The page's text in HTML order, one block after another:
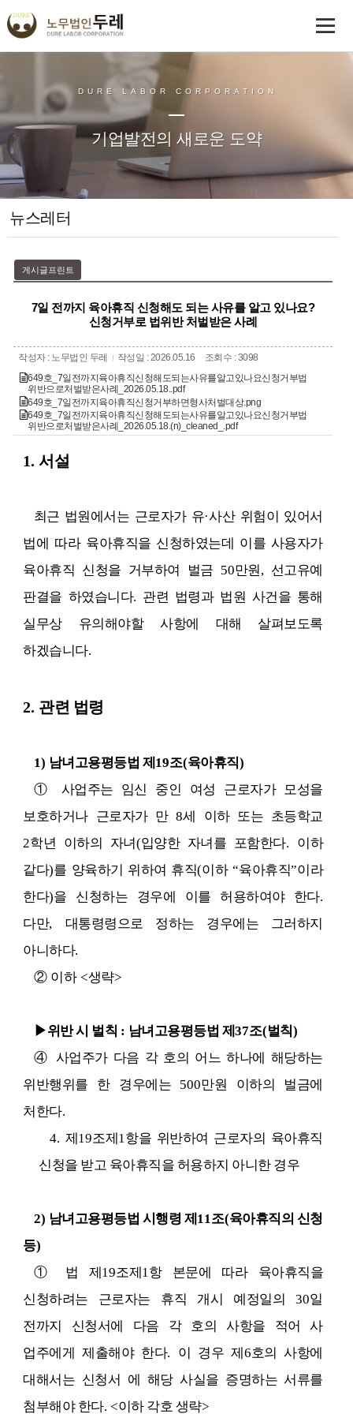
DURE LABOR CORPORATION
기업발전의 새로운 도약
뉴스레터
게시글프린트
7일 전까지 육아휴직 신청해도 되는 사유를 알고 있나요?
신청거부로 법위반 처벌받은 사례
작성자 : 노무법인 두레 작성일 : 2026.05.16
조회수 : 3098
649호_7일전까지육아휴직신청해도되는사유를알고있나요신청거부법
위반으로처벌받은사례_2026.05.18..pdf
649호_7일전까지육아휴직신청거부하면형사처벌대상.png
649호_7일전까지육아휴직신청해도되는사유를알고있나요신청거부법
위반으로처벌받은사례_2026.05.18.(n)_cleaned_.pdf
1. 서설
최근 법원에서는 근로자가 유·사산 위험이 있어서
법에 따라 육아휴직을 신청하였는데 이를 사용자가
육아휴직 신청을 거부하여 벌금 50만원, 선고유예
판결을 하였습니다. 관련 법령과 법원 사건을 통해
실무상 유의해야할 사항에 대해 살펴보도록
하겠습니다.
2. 관련 법령
1) 남녀고용평등법 제 19조(육아휴직)
① 사업주는 임신 중인 여성 근로자가 모성을
보호하거나 근로자가 만8세 이하 또는 초등학교
2학년 이하의 자녀(입양한 자녀를 포함한다. 이하
같다)를 양육하기 위하여 휴직(이하 “육아휴직”이라
한다)을 신청하는 경우에 이를 허용하여야 한다.
다만, 대통령령으로 정하는 경우에는 그러하지
아니하다.
② 이하 <생략>
▶위반 시 벌칙 : 남녀고용평등법 제37조(벌칙)
④ 사업주가 다음 각 호의 어느 하나에 해당하는
위반행위를 한 경우에는 500만원 이하의 벌금에
처한다.
4. 제19조제1항을 위반하여 근로자의 육아휴직
신청을 받고 육아휴직을 허용하지 아니한 경우
2) 남녀고용평등법 시행령 제 11조(육아휴직의 신청
등)
① 법 제19조제1항 본문에 따라 육아휴직을
신청하려는 근로자는 휴직 개시 예정일의30일
전까지 신청서에 다음 각 호의 사항을 적어 사
업주에게 제출해야 한다. 이 경우 제6호의 사항에
대해서는 신청서 에 해당 사실을 증명하는 서류를
첨부해야 한다. <이하 각호 생략>